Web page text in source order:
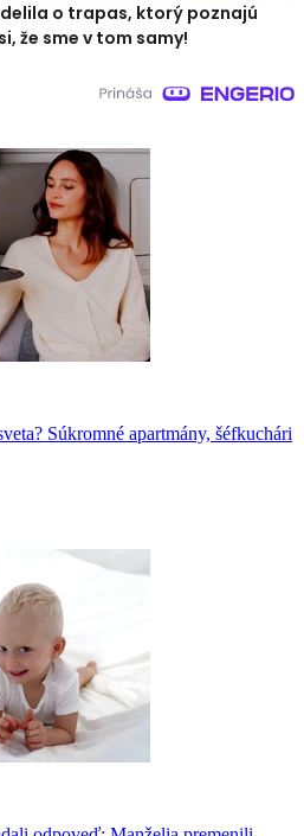
o trapas, ktorý poznajú
že sme v tom samy!
Súkromné apartmány, šéfkuchári